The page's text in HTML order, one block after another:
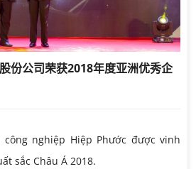
份公司荣获2018年度亚洲优秀企
công nghiệp Hiệp Phước được vinh
sắc Châu Á 2018.